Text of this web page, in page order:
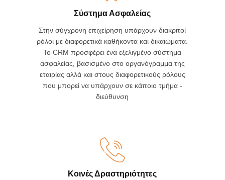
Σύστημα Ασφαλείας
Στην σύγχρονη επιχείρηση υπάρχουν διακριτοί
ρόλοι με διαφορετικά καθήκοντα και δικαιώματα.
Το CRM προσφέρει ένα εξελιγμένο σύστημα
ασφαλείας, βασισμένο στο οργανόγραμμα της
εταιρίας αλλά και στους διαφορετικούς ρόλους
που μπορεί να υπάρχουν σε κάποιο τμήμα -
διεύθυνση
Κοινές Δραστηριότητες